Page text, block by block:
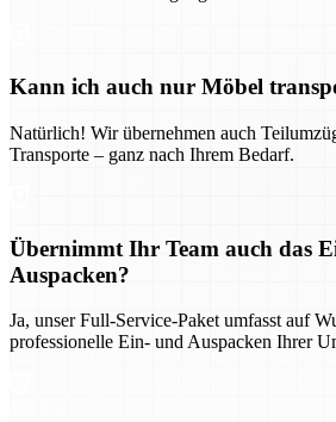
Kann ich auch nur Möbel
Natürlich! Wir übernehmen auch
Transporte – ganz nach Ihrem Bedarf.
Übernimmt Ihr Team auch das
Auspacken?
Ja, unser Full-Service-Paket umfasst auf
professionelle Ein- und Auspacken Ihrer